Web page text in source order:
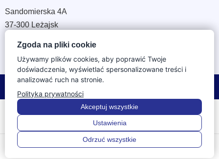
Sandomierska 4A
37-300 Leżajsk
REGON: 180933172
Zgoda na pliki cookie
Używamy plików cookies, aby poprawić Twoje
doświadczenia, wyświetlać spersonalizowane treści i
analizować ruch na stronie.
Polityka prywatności
Ustawienia
Odrzuć wszystkie
Akceptuj wszystkie